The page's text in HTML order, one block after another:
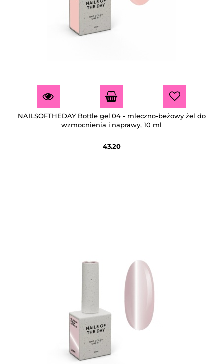
NAILSOFTHEDAY Bottle gel 04 - mleczno-beżowy żel do
wzmocnienia i naprawy, 10 ml
43.20